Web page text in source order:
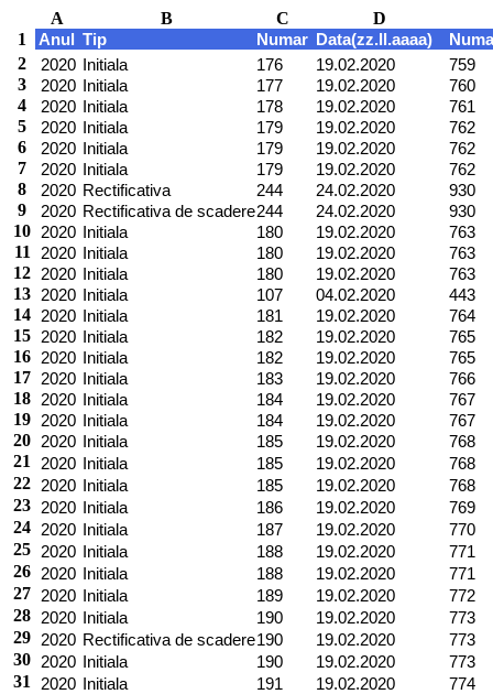
A B C
D
1
Anul Tip Numar Data(zz.ll.aaaa)
2 2020 Initiala 176 19.02.2020 759
3 2020 Initiala 177 19.02.2020 760
4 2020 Initiala 178 19.02.2020 761
5 2020 Initiala 179 19.02.2020 762
6 2020 Initiala 179 19.02.2020 762
7 2020 Initiala 179 19.02.2020 762
8 2020 Rectificativa 244 24.02.2020 930
9 2020 Rectificativa de scadere244 24.02.2020 930
10 2020 Initiala 180 19.02.2020 763
11 2020 Initiala 180 19.02.2020 763
12 2020 Initiala 180 19.02.2020 763
13 2020 Initiala 107 04.02.2020 443
14 2020 Initiala 181 19.02.2020 764
15 2020 Initiala 182 19.02.2020 765
16 2020 Initiala 182 19.02.2020 765
17 2020 Initiala 183 19.02.2020 766
18 2020 Initiala 184 19.02.2020 767
19 2020 Initiala 184 19.02.2020 767
20 2020 Initiala 185 19.02.2020 768
21 2020 Initiala 185 19.02.2020 768
22 2020 Initiala 185 19.02.2020 768
23 2020 Initiala 186 19.02.2020 769
24 2020 Initiala 187 19.02.2020 770
25 2020 Initiala 188 19.02.2020 771
26 2020 Initiala 188 19.02.2020 771
27 2020 Initiala 189 19.02.2020 772
28 2020 Initiala 190 19.02.2020 773
29 2020 Rectificativa de scadere190 19.02.2020 773
30 2020 Initiala 190 19.02.2020 773
31 2020 Initiala 191 19.02.2020 774